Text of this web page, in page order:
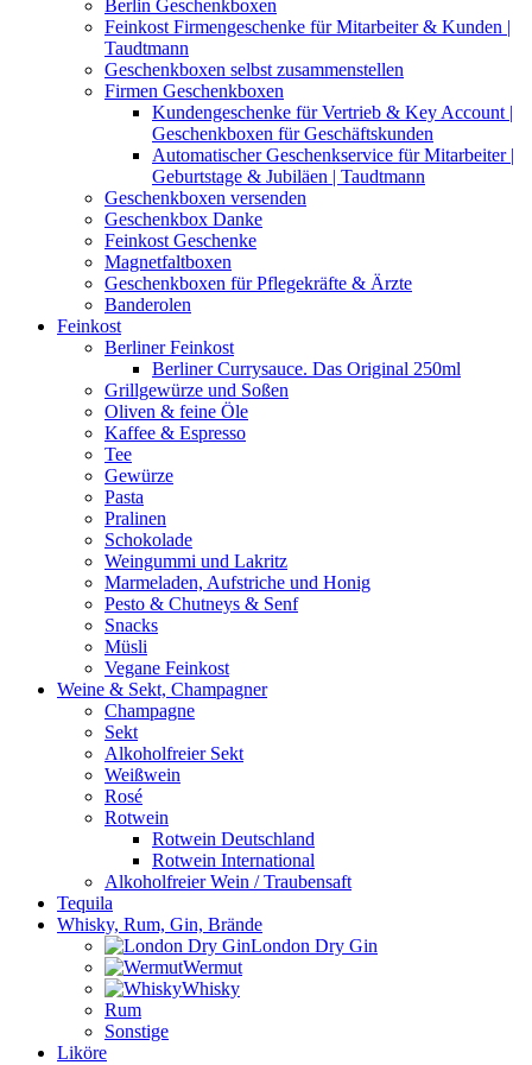
Berlin Geschenkboxen
Feinkost Firmengeschenke für Mitarbeiter & Kunden |
Taudtmann
Geschenkboxen selbst zusammenstellen
Firmen Geschenkboxen
Kundengeschenke für Vertrieb & Key Account |
Geschenkboxen für Geschäftskunden
Automatischer Geschenkservice für Mitarbeiter |
Geburtstage & Jubiläen | Taudtmann
Geschenkboxen versenden
Geschenkbox Danke
Feinkost Geschenke
Magnetfaltboxen
Geschenkboxen für Pflegekräfte & Ärzte
Banderolen
Feinkost
Berliner Feinkost
Berliner Currysauce. Das Original 250ml
Grillgewürze und Soßen
Oliven & feine Öle
Kaffee & Espresso
Tee
Gewürze
Pasta
Pralinen
Schokolade
Weingummi und Lakritz
Marmeladen, Aufstriche und Honig
Pesto & Chutneys & Senf
Snacks
Müsli
Vegane Feinkost
Weine & Sekt, Champagner
Champagne
Sekt
Alkoholfreier Sekt
Weißwein
Rosé
Rotwein
Rotwein Deutschland
Rotwein International
Alkoholfreier Wein / Traubensaft
Tequila
Whisky, Rum, Gin, Brände
London Dry Gin
Wermut
Whisky
Rum
Sonstige
Liköre